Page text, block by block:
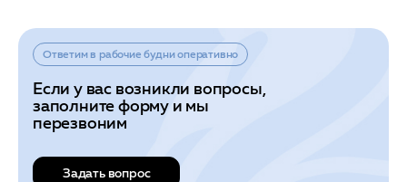
Ответим в рабочие будни оперативно
Если у вас возникли вопросы,
заполните форму и мы
перезвоним
Задать вопрос